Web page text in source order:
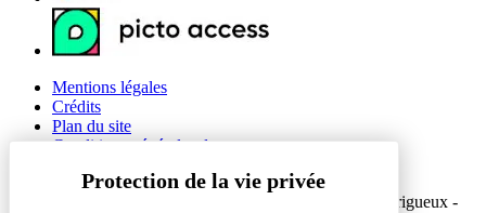
Mentions légales
Crédits
Plan du site
Conditions générales de vente
© 2026 Office de Tourisme Intercommunal du Grand Périgueux -